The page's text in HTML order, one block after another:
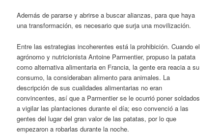
Además de pararse y abrirse a buscar alianzas, para que haya
una transformación, es necesario que surja una movilización.
Entre las estrategias incoherentes está la prohibición. Cuando el
agrónomo y nutricionista Antoine Parmentier, propuso la patata
como alternativa alimentaria en Francia, la gente era reacia a su
consumo, la consideraban alimento para animales. La
descripción de sus cualidades alimentarias no eran
convincentes, así que a Parmentier se le ocurrió poner soldados
a vigilar las plantaciones durante el día; eso convenció a las
gentes del lugar del gran valor de las patatas, por lo que
empezaron a robarlas durante la noche.